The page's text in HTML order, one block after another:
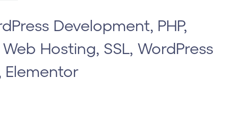
Development, PHP,
Hosting, SSL, WordPress
Εlementor